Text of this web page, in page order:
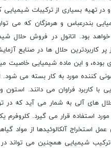
تهیه بسیاری از ترکیبات شیمیایی
بندرعباس و هرمزگان که می
بود. اتانول در فروش حلال
پر کاربردترین حلال ها در صنایع
بوده، و این ماده شیمیایی خاصیت
کننده مورد به کار بسته می شود.
با کاربرد فراوان می دانند. استون و
های آلی به شمار می آید که در
استفاده قرار می گیرد. کلروفرم
عمل استخراج آلکالوئیدها از مواد
شیمیایی همچنین می تواند در